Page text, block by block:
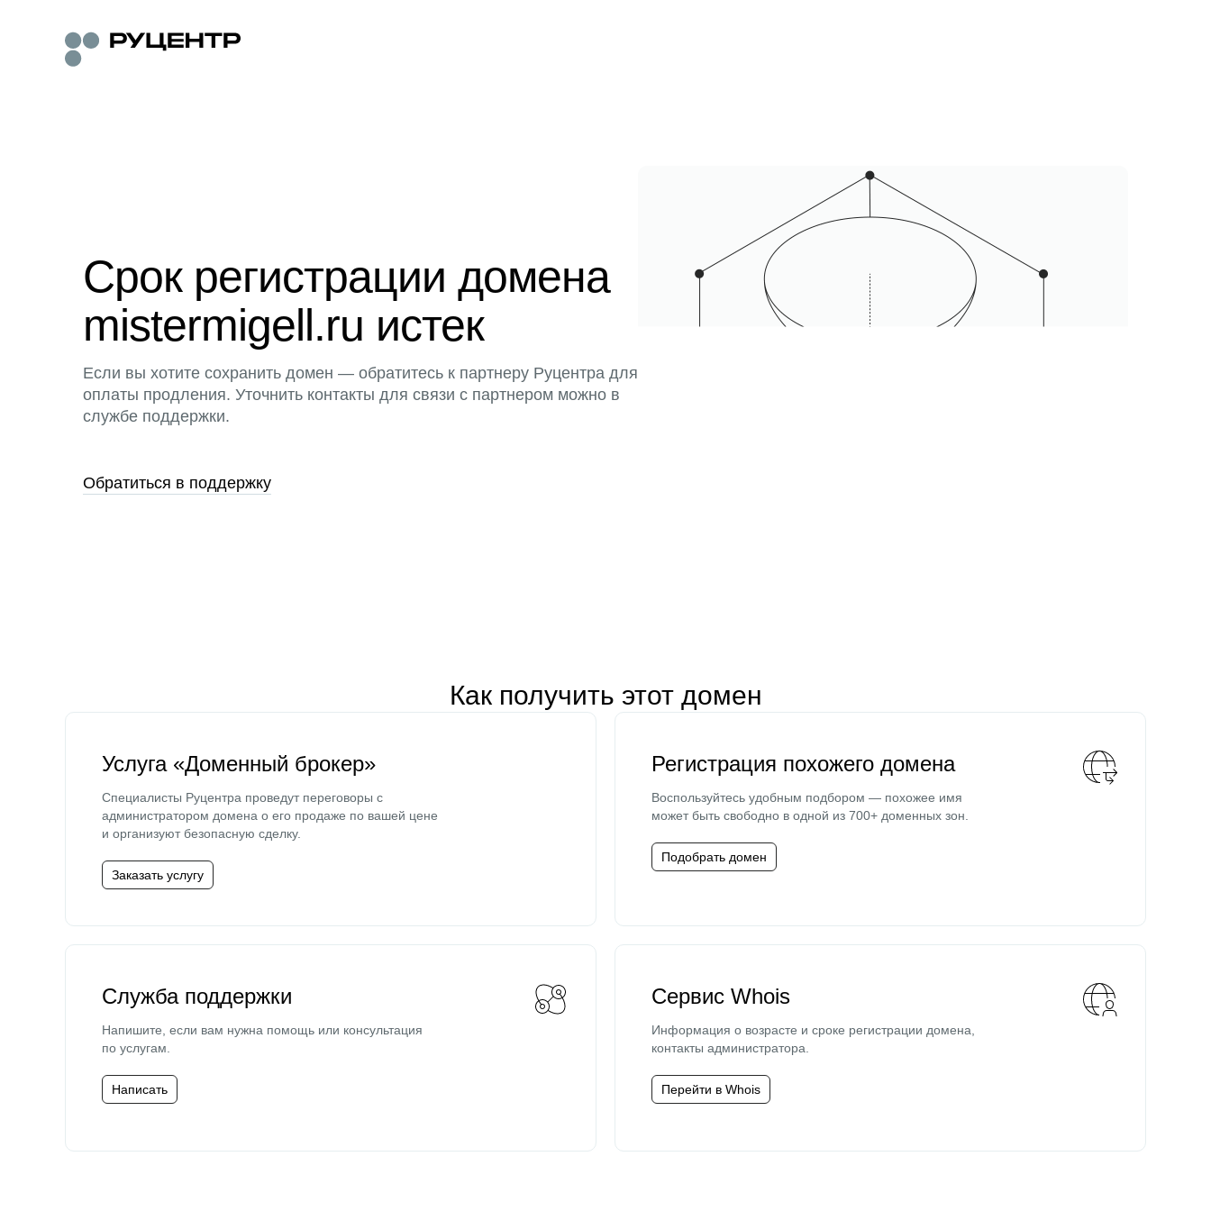
Срок регистрации домена
mistermigell.ru истек
Если вы хотите сохранить домен — обратитесь к партнеру Руцентра для
оплаты продления. Уточнить контакты для связи с партнером можно в
службе поддержки.
Обратиться в поддержку
Как получить этот домен
Услуга «Доменный брокер»
Специалисты Руцентра проведут переговоры с
администратором домена о его продаже по вашей цене
и организуют безопасную сделку.
Заказать услугу
Регистрация похожего домена
Воспользуйтесь удобным подбором — похожее имя
может быть свободно в одной из 700+ доменных зон.
Подобрать домен
Служба поддержки
Напишите, если вам нужна помощь или консультация
по услугам.
Написать
Сервис Whois
Информация о возрасте и сроке регистрации домена,
контакты администратора.
Перейти в Whois